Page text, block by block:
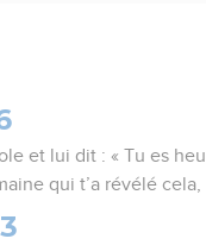
et lui dit : « Tu es
qui t’a révélé